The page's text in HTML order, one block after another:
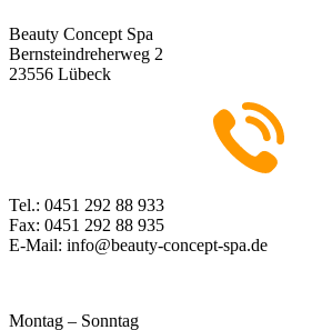
Beauty Concept Spa
Bernsteindreherweg 2
23556 Lübeck
Tel.: 0451 292 88 933
Fax: 0451 292 88 935
E-Mail: info@beauty-concept-spa.de
Montag – Sonntag